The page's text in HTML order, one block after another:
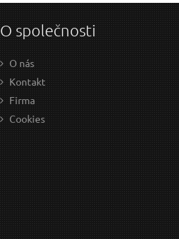
O společnosti
O nás
Kontakt
Firma
Cookies